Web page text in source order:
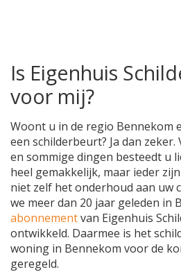
Is Eigenhuis
voor mij?
Woont u in de regio Bennekom
een schilderbeurt? Ja dan
en sommige dingen besteedt u
heel gemakkelijk, maar ieder
niet zelf het onderhoud aan uw
we meer dan 20 jaar geleden in
abonnementvan Eigenhuis
ontwikkeld. Daarmee is het
woning in Bennekom voor de
geregeld.